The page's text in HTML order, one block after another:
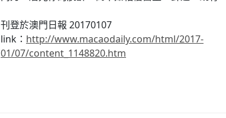
刊登於澳門日報 20170107
link： http://www.macaodaily.com/html/2017-
01/07/content_1148820.htm